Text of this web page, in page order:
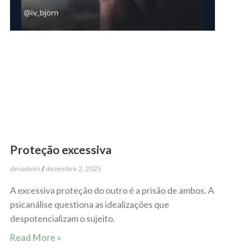
Proteção excessiva
devadmin dezembro 2, 2025
A excessiva proteção do outro é a prisão de ambos. A
psicanálise questiona as idealizações que
despotencializam o sujeito.
Read More »